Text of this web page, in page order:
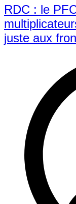
RDC : le
juste aux